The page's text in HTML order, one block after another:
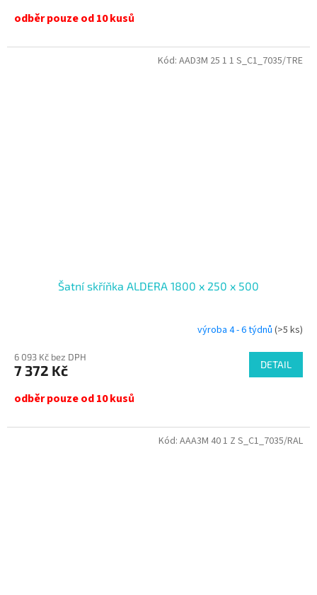
odběr pouze od 10 kusů
Šatní skříňka ALDERA 1800 x 250 x 500
výroba 4 - 6 týdnů (>5 ks)
6 093 Kč bez DPH
7 372 Kč DETAIL
odběr pouze od 10 kusů
Kód: AAD3M 25 1 1 S_C1_7035/TRE
Kód: AAA3M 40 1 Z S_C1_7035/RAL